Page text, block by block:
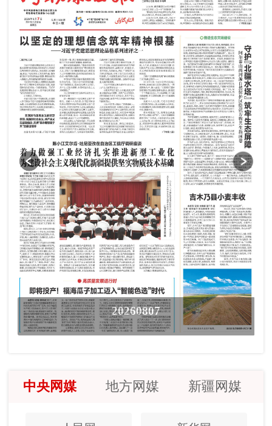
20260807
中央网媒 地方网媒 新疆网媒